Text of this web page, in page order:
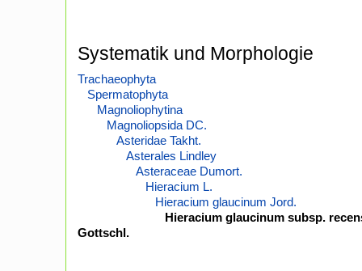
Systematik und Morphologie
Trachaeophyta
Spermatophyta
Magnoliophytina
Magnoliopsida DC.
Asteridae Takht.
Asterales Lindley
Asteraceae Dumort.
Hieracium L.
Hieracium glaucinum Jord.
Hieracium glaucinum subsp.
Gottschl.